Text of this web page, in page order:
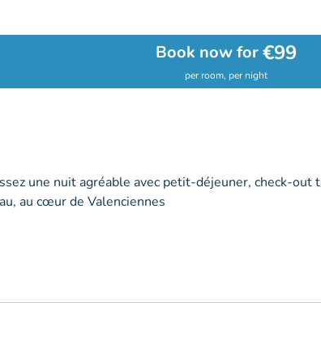
Book now for€99
per room, per night
une nuit agréable avec petit-déjeuner, check-out
au cœur de Valenciennes